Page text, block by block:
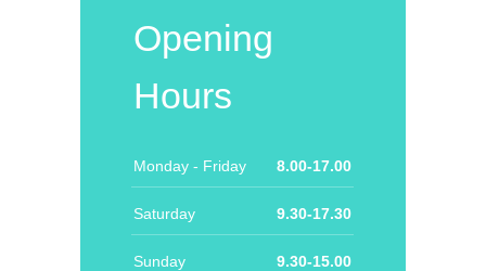
Opening
Hours
Monday - Friday 8.00-17.00
Saturday 9.30-17.30
Sunday 9.30-15.00